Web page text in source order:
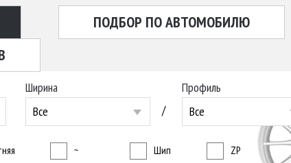
ПОДБОР ПО АВТОМОБИЛЮ
Ширина
Все
/
Профиль
Все
~ Шип ZP